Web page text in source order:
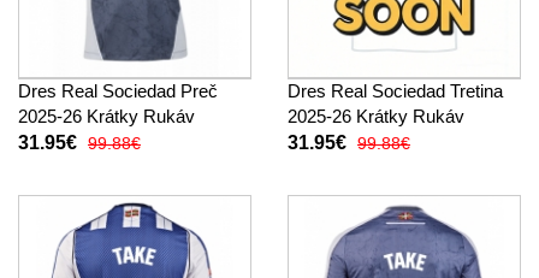
Dres Real Sociedad Preč
2025-26 Krátky Rukáv
31.95€ 99.88€
Dres Real Sociedad Tretina
2025-26 Krátky Rukáv
31.95€ 99.88€